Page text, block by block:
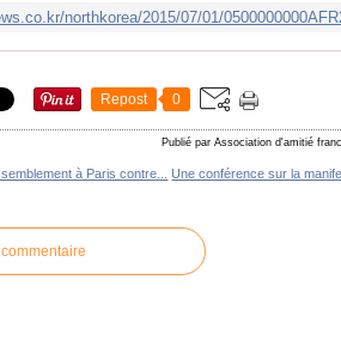
northkorea/2015/07/01/
Repost 0
Publié par Association d'amitié
à Paris contre... Une conférence sur la